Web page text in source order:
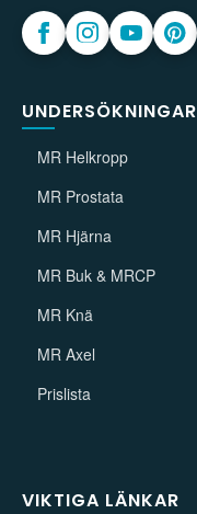
UNDERSÖKNINGAR
MR Helkropp
MR Prostata
MR Hjärna
MR Buk & MRCP
MR Knä
MR Axel
Prislista
VIKTIGA LÄNKAR